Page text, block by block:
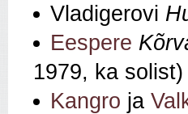
Vladigerovi
Eespere
1979, ka solist)
Kangro ja